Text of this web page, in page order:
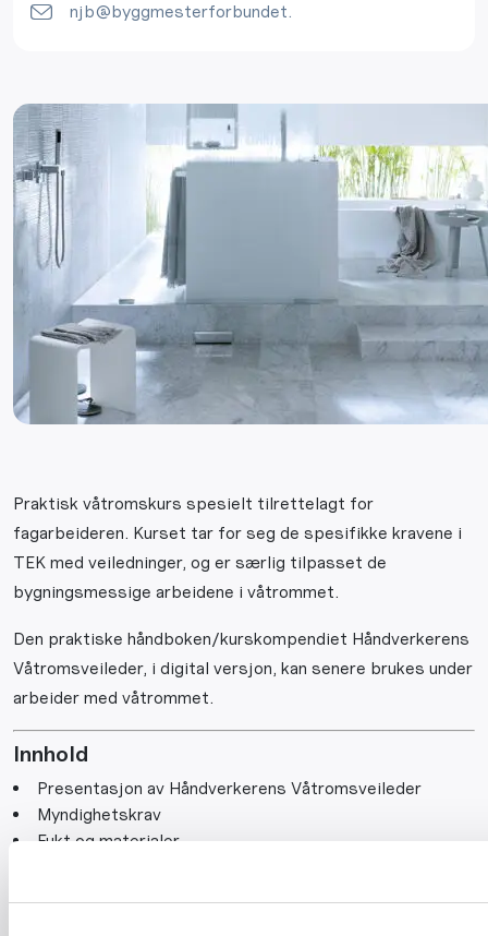
Praktisk våtromskurs spesielt tilrettelagt for
fagarbeideren. Kurset tar for seg de spesifikke kravene i
TEK med veiledninger, og er særlig tilpasset de
bygningsmessige arbeidene i våtrommet.
Den praktiske håndboken/kurskompendiet Håndverkerens
Våtromsveileder, i digital versjon, kan senere brukes under
arbeider med våtrommet.
Innhold
Presentasjon av Håndverkerens Våtromsveileder
Myndighetskrav
Fukt og materialer
njb@byggmesterforbundet.